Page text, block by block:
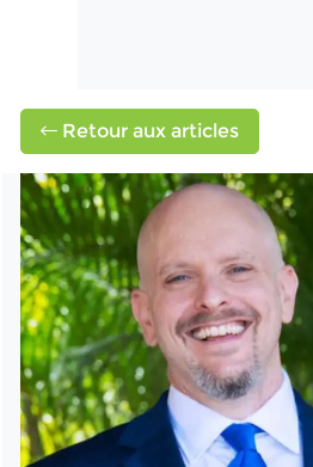
Retour aux articles